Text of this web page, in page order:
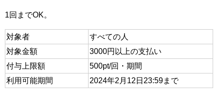
1回までOK。
対象者
すべての人
対象金額
3000円以上の支払い
付与上限額
500pt/回・期間
利用可能期間
2024年2月12日23:59まで